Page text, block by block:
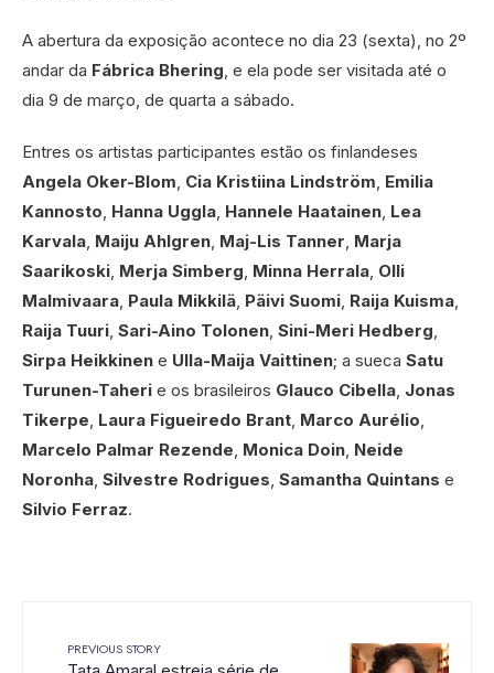
A abertura da exposição acontece no dia 23 (sexta), no 2º
andar da Fábrica Bhering , e ela pode ser visitada até o
dia 9 de março, de quarta a sábado.
Entres os artistas participantes estão os finlandeses
Angela Oker-Blom Cia Kristiina Lindström Emilia
Kannosto Hanna Uggla Hannele Haatainen Lea
Karvala Maiju Ahlgren Maj-Lis Tanner Marja
Saarikoski Merja Simberg Minna Herrala Olli
Malmivaara Paula Mikkilä Päivi Suomi Raija Kuisma
Raija Tuuri Sari-Aino Tolonen Sini-Meri Hedberg
Sirpa Heikkinen e Ulla-Maija Vaittinen; a sueca Satu
Turunen-Taheri e os brasileiros Glauco Cibella Jonas
Tikerpe Laura Figueiredo Brant Marco Aurélio
Marcelo Palmar Rezende Monica Doin Neide
Noronha Silvestre Rodrigues Samantha Quintans e
Silvio Ferraz.
PREVIOUS STORY